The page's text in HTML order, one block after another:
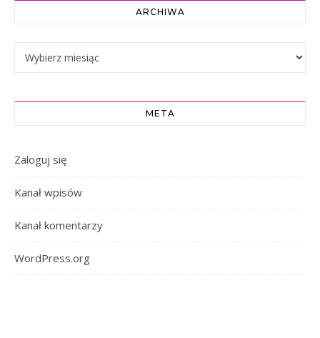
ARCHIWA
Archiwa
META
Zaloguj się
Kanał wpisów
Kanał komentarzy
WordPress.org